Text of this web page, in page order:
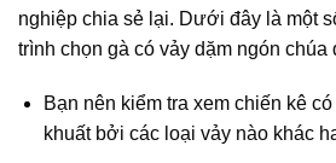
nghiệp chia sẻ lại. Dưới đây là một
trình chọn gà có vảy dặm ngón chúa
Bạn nên kiểm tra xem chiến kê
khuất bởi các loại vảy nào khác